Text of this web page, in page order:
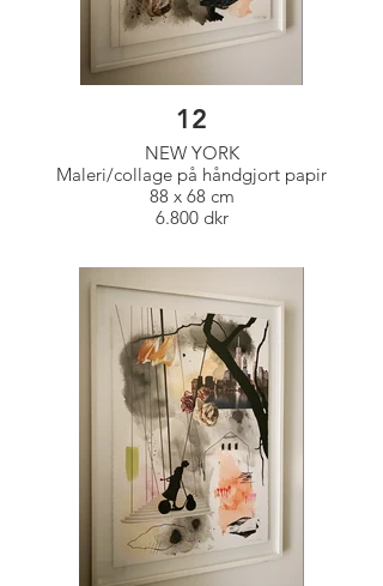
12
NEW YORK
Maleri/collage på håndgjort papir
88 x 68 cm
6.800 dkr